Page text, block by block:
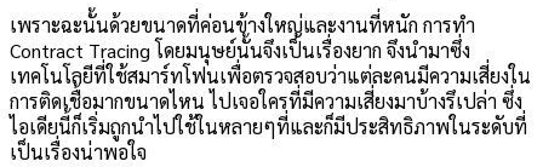
เพราะฉะนั้นด้วยขนาดที่ค่อนข้างใหญ่และงานที่หนัก การทำ
Contract Tracing โดยมนุษย์นั้นจึงเป็นเรื่องยาก จึงนำมาซึ่ง
เทคโนโลยีที่ใช้สมาร์ทโฟนเพื่อตรวจสอบว่าแต่ละคนมีความเสี่ยงใน
การติดเชื้อมากขนาดไหน ไปเจอใครที่มีความเสี่ยงมาบ้างรึเปล่า ซึ่ง
ไอเดียนี้ก็เริ่มถูกนำไปใช้ในหลายๆที่และก็มีประสิทธิภาพในระดับที่
เป็นเรื่องน่าพอใจ